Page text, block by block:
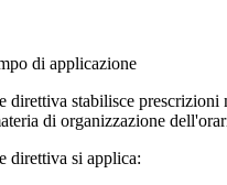
di applicazione
direttiva stabilisce prescrizioni
di organizzazione
direttiva si applica: